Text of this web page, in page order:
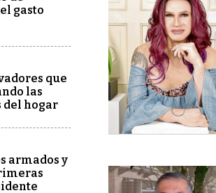
gasto
que
las
del hogar
armados y